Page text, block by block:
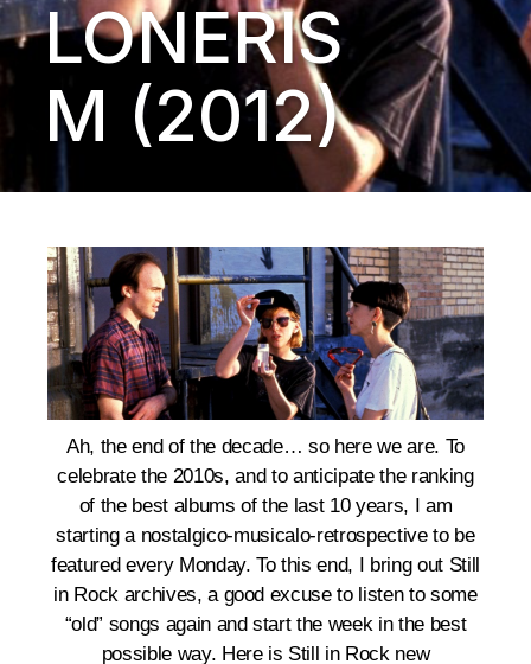
LONERIS
M (2012)
Ah, the end of the decade… so here we are. To
celebrate the 2010s, and to anticipate the ranking
of the best albums of the last 10 years, I am
starting a nostalgico-musicalo-retrospective to be
featured every Monday. To this end, I bring out Still
in Rock archives, a good excuse to listen to some
“old” songs again and start the week in the best
possible way. Here is Still in Rock new